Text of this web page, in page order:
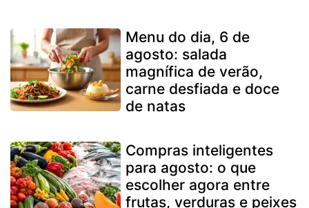
Menu do dia, 6 de
agosto: salada
magnífica de verão,
carne desfiada e doce
de natas
Compras inteligentes
para agosto: o que
escolher agora entre
frutas, verduras e peixes